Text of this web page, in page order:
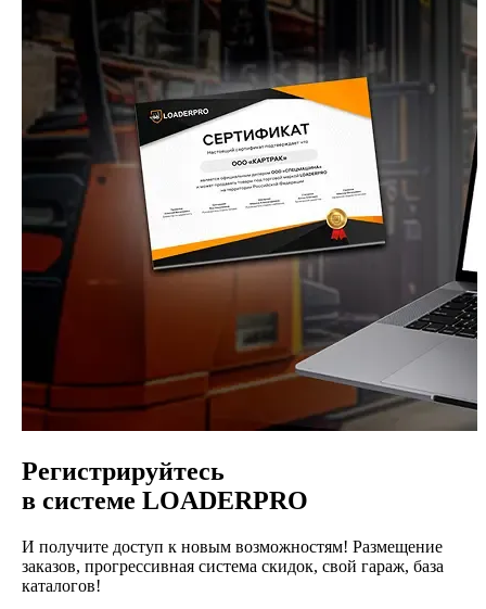
Регистрируйтесь
в системе LOADERPRO
И получите доступ к новым возможностям! Размещение
заказов, прогрессивная система скидок, свой гараж, база
каталогов!